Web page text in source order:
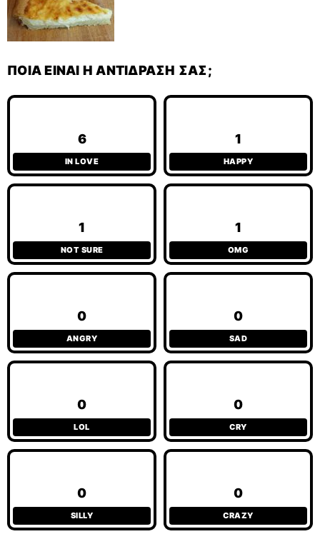
ΠΟΙΑ ΕΊΝΑΙ Η ΑΝΤΊΔΡΑΣΉ ΣΑΣ;
6
IN LOVE
1
HAPPY
1
NOT SURE
1
OMG
0
ANGRY
0
SAD
0
LOL
0
CRY
0
SILLY
0
CRAZY